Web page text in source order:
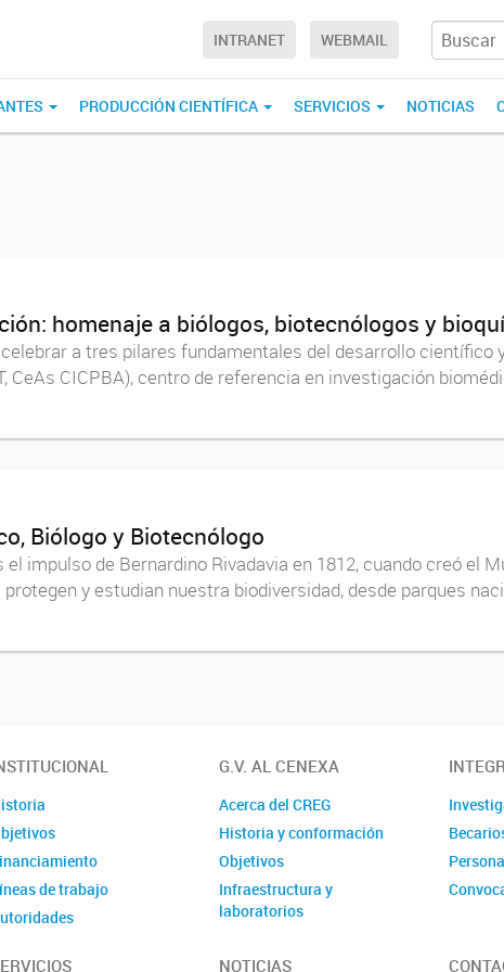
INTRANET WEBMAIL
PRODUCCIÓN CIENTÍFICA SERVICIOS NOTICIAS
homenaje a biólogos, biotecnólogos y
a tres pilares fundamentales del desarrollo científico
CeAs CICPBA), centro de referencia en investigación
Biólogo y Biotecnólogo
impulso de Bernardino Rivadavia en 1812, cuando creó el
y estudian nuestra biodiversidad, desde parques
de trabajo
G.V. AL CENEXA
Acerca del CREG
Historia y conformación
Objetivos
Infraestructura y
laboratorios
NOTICIAS